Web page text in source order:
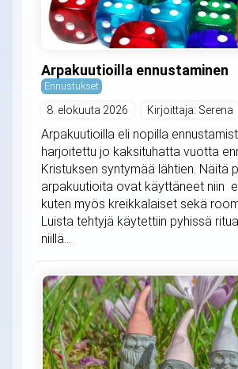
Arpakuutioilla ennustaminen
Ennustukset
8. elokuuta 2026 Kirjoittaja: Serena
Arpakuutioilla eli nopilla
harjoitettu jo kaksituhatta vuotta
Kristuksen syntymää lähtien. Näitä
arpakuutioita ovat käyttäneet niin
kuten myös kreikkalaiset sekä
Luista tehtyjä käytettiin pyhissä
niillä...